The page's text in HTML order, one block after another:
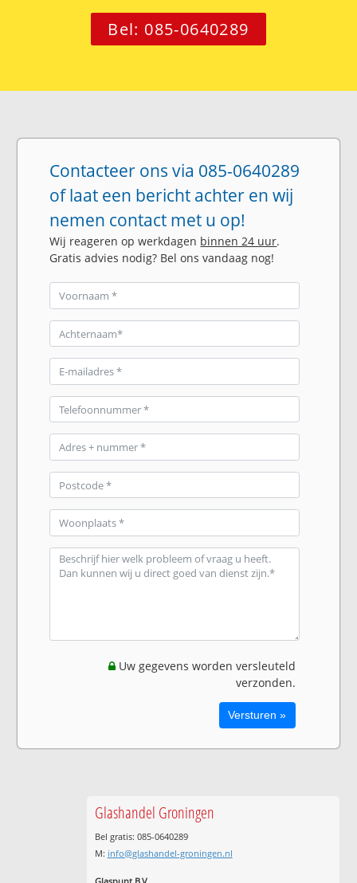
Bel: 085-0640289
Contacteer ons via 085-0640289
of laat een bericht achter en wij
nemen contact met u op!
Wij reageren op werkdagen binnen 24 uur.
Gratis advies nodig? Bel ons vandaag nog!
Uw gegevens worden versleuteld
verzonden.
Glashandel Groningen
Bel gratis: 085-0640289
M: info@glashandel-groningen.nl